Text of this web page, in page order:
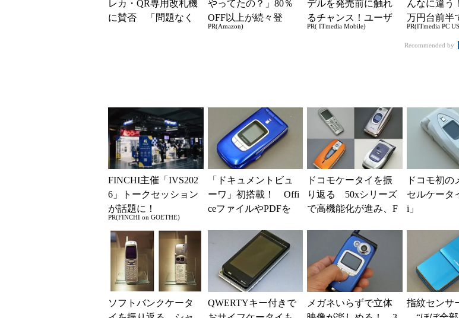
レカ・QR専用改札機
に賛否 「問題なく
やってたの？」80％
OFF以上が続々登
場！Amazonの本気が
PR(Amazon)
デルを発売前に触れ
るチャンス！ユーザ
ー座談会開催
PR( ITmedia Mobile)
んなに違う
万円台前半
る快適PCラ
PR(ITmedia PC
Recommended by
FINCHI主催「IVS202
6」トークセッション
が話題に！
PR(FINCHI on GOETHE)
「ドキュメントビュ
ーワ」初搭載！ Offi
ceファイルやPDFを
MA SH900...
ドコモケータイを振
り返る 50xシリーズ
で高機能化が進み、F
ドコモ初の
セルケータ
i」
ソフトバンクケータ
QWERTYキー付きで
メガネいらずで立体
指紋センサ